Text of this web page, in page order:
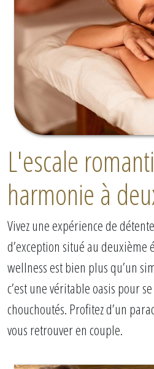
L'escale
harmonie à
Vivez une expérience de
d’exception situé au deuxième
wellness est bien plus qu’un
c’est une véritable oasis pour
chouchoutés. Profitez d’un
vous retrouver en couple.